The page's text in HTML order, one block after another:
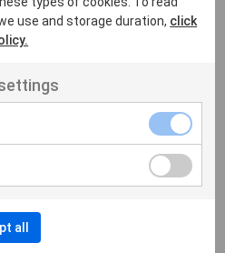
Näs Show on map
Collection
Show
on
use and storage duration, click
all